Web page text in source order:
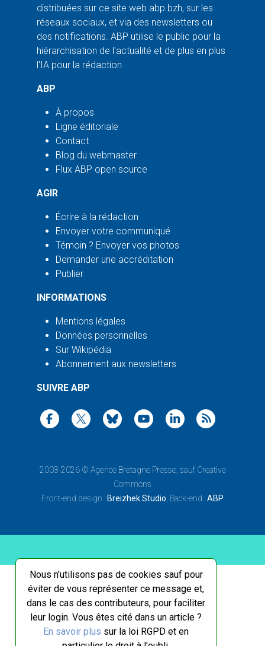
Nous n'utilisons pas de cookies sauf pour
éviter de vous représenter ce message et,
dans le cas des contributeurs, pour faciliter
leur login. Vous êtes cité dans un article ?
En savoir plus sur la loi RGPD et en
distribuées sur ce site web abp.bzh, sur les
réseaux sociaux, et via des newsletters ou
des notifications. ABP utilise le public pour la
hiérarchisation de l'actualité et de plus en plus
l'IA pour la rédaction.
ABP
À propos
Ligne éditoriale
Contact
Blog du webmaster
Flux ABP open source
AGIR
Écrire à la rédaction
Envoyer votre communiqué
Témoin ? Envoyer vos photos
Demander une accréditation
Publier
INFORMATIONS
Mentions légales
Données personnelles
Sur Wikipédia
Abonnement aux newsletters
SUIVRE ABP
2003-2026 © Agence Bretagne Presse, sauf Creative
Commons
Front-end design : Breizhek Studio , Back-end :ABP